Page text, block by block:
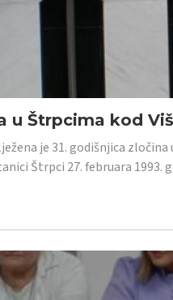
u Štrpcima kod
je 31. godišnjica
Štrpci 27. februara 1993.